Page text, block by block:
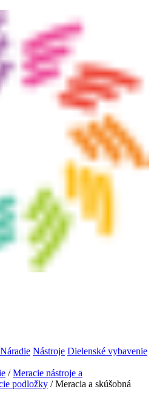
Náradie Nástroje Dielenské vybavenie
/Meracie nástroje a
podložky / Meracia a skúšobná